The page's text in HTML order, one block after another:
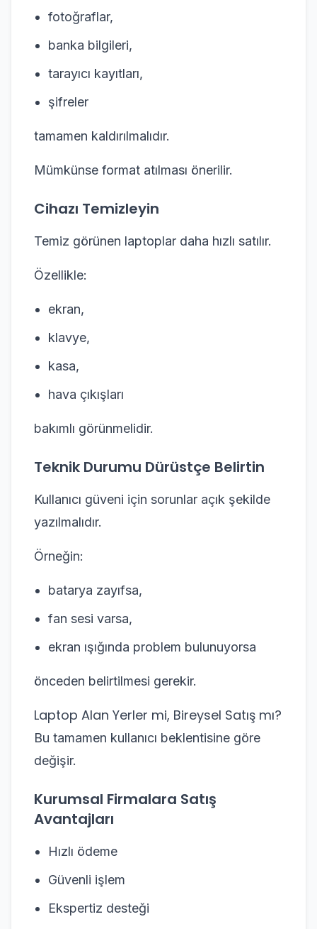
fotoğraflar,
banka bilgileri,
tarayıcı kayıtları,
şifreler
tamamen kaldırılmalıdır.
Mümkünse format atılması önerilir.
Cihazı Temizleyin
Temiz görünen laptoplar daha hızlı satılır.
Özellikle:
ekran,
klavye,
kasa,
hava çıkışları
bakımlı görünmelidir.
Teknik Durumu Dürüstçe Belirtin
Kullanıcı güveni için sorunlar açık şekilde
yazılmalıdır.
Örneğin:
batarya zayıfsa,
fan sesi varsa,
ekran ışığında problem bulunuyorsa
önceden belirtilmesi gerekir.
Laptop Alan Yerler mi, Bireysel Satış mı?
Bu tamamen kullanıcı beklentisine göre
değişir.
Kurumsal Firmalara Satış
Avantajları
Hızlı ödeme
Güvenli işlem
Ekspertiz desteği